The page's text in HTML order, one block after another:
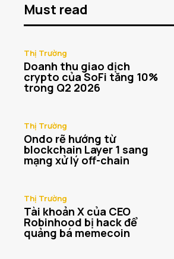
Must read
Thị Trường
Doanh thu giao dịch
crypto của SoFi tăng 10%
trong Q2 2026
Thị Trường
Ondo rẽ hướng từ
blockchain Layer 1 sang
mạng xử lý off-chain
Thị Trường
Tài khoản X của CEO
Robinhood bị hack để
quảng bá memecoin